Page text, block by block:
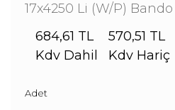
17x4250 Li (W/P) Bando
684,61 TL
Kdv Dahil
570,51 TL
Kdv Hariç
Adet